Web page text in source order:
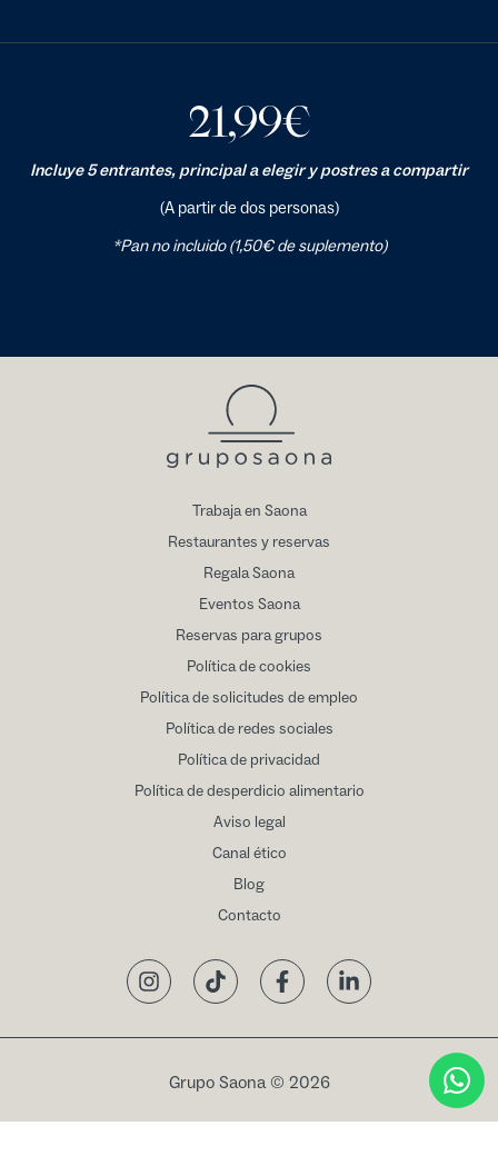
21,99€
Incluye 5 entrantes, principal a elegir y postres a compartir
(A partir de dos personas)
*Pan no incluido (1,50€ de suplemento)
Trabaja en Saona
Restaurantes y reservas
Regala Saona
Eventos Saona
Reservas para grupos
Política de cookies
Política de solicitudes de empleo
Política de redes sociales
Política de privacidad
Política de desperdicio alimentario
Aviso legal
Canal ético
Blog
Contacto
InstagramTikTok FacebookLinkedIn
Grupo Saona © 2026